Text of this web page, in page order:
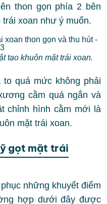
thon gọn phía 2 bên
xoan như ý muốn.
tạo khuôn mặt trái xoan.
quá mức không phải
cằm quá ngắn và
chỉnh hình cằm mới là
mặt trái xoan.
gọt mặt trái
những khuyết điểm
hợp dưới đây được